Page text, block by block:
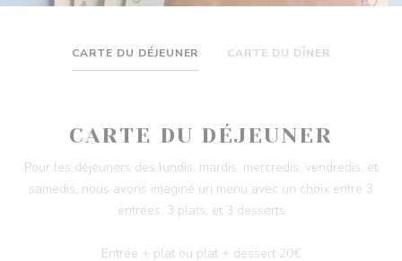
CARTE DU DÉJEUNER CARTE DU DÎNER
CARTE DU DÉJEUNER
Pour les déjeuners des lundis, mardis, mercredis, vendredis, et
samedis, nous avons imaginé un menu avec un choix entre 3
entrées, 3 plats, et 3 desserts
Entrée + plat ou plat + dessert 20€